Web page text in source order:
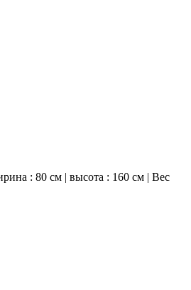
: 80 см | высота : 160 см | Вес